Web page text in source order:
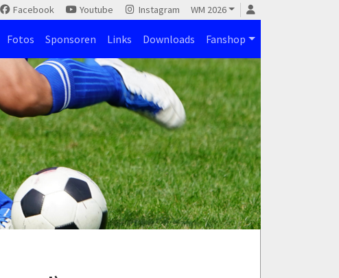
Facebook Youtube Instagram WM 2026
Fotos Sponsoren Links Downloads Fanshop